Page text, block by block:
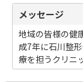
メッセージ
地域の皆様の健
成7年に石川整
療を担うクリニ